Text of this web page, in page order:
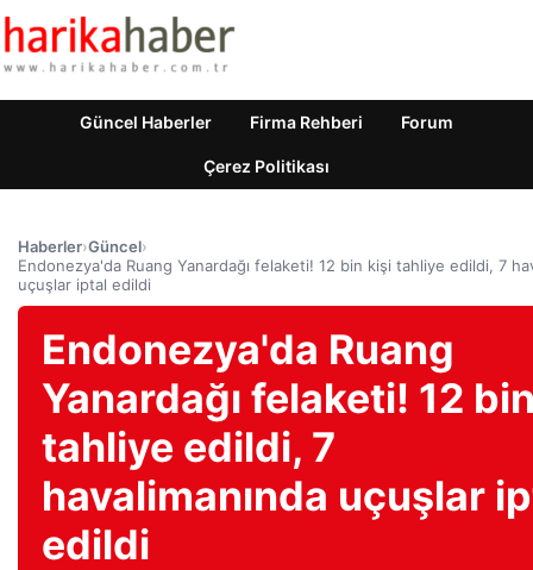
Güncel Haberler Firma Rehberi Forum
Çerez Politikası
Haberler›Güncel›
Endonezya'da Ruang Yanardağı felaketi! 12 bin kişi tahliye edildi, 7
uçuşlar iptal edildi
Endonezya'da Ruang
Yanardağı felaketi! 12
tahliye edildi, 7
havalimanında uçuşlar
edildi